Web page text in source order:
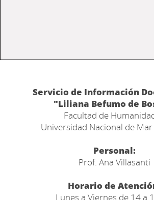
Servicio de Información
"Liliana Befumo de
Facultad de
Universidad Nacional de
Personal:
Prof. Ana Villasanti
Horario de
Lunes a Viernes de 14 a